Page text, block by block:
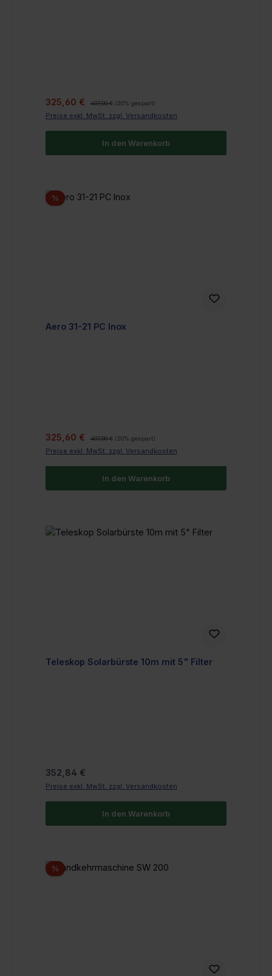
Verkaufspreis:
325,60 € Regulärer Preis:
407,00 € (20% gespart)
Preise exkl. MwSt. zzgl. Versandkosten
In den Warenkorb
%Rabatt
Aero 31-21 PC Inox
Verkaufspreis:
325,60 € Regulärer Preis:
407,00 € (20% gespart)
Preise exkl. MwSt. zzgl. Versandkosten
In den Warenkorb
Teleskop Solarbürste 10m mit 5" Filter
Regulärer Preis:
352,84 €
Preise exkl. MwSt. zzgl. Versandkosten
In den Warenkorb
%Rabatt